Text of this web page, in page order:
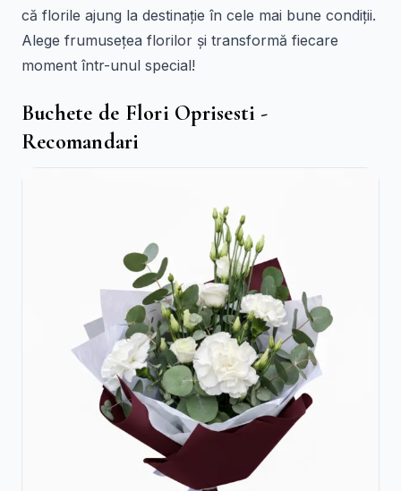
că florile ajung la destinație în cele mai bune condiții.
Alege frumusețea florilor și transformă fiecare
moment într-unul special!
Buchete de Flori Oprisesti -
Recomandari